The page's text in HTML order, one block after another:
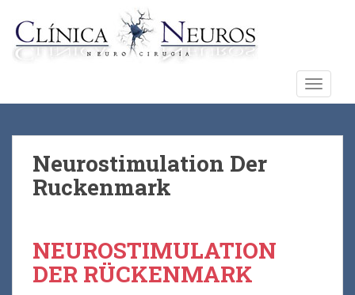
Neurostimulation Der
Ruckenmark
NEUROSTIMULATION
DER RÜCKENMARK